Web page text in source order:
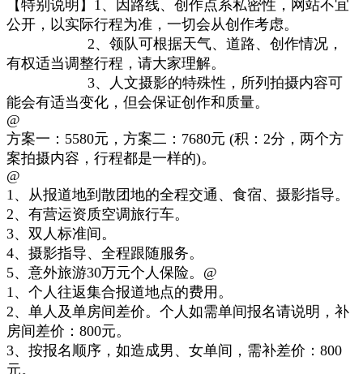
【特别说明】1、
因路线、创作点系私密性，网站不宜
公开，以实际行程为准， 一切会从创作考虑。
2、 领队可根据天气、道路、创作情况，
有权适当调整行程，请大家理解。
3、 人文摄影的特殊性， 所列 拍摄内容可
能会有适当变化 ，但会保证创作和 质量。
@
方案一：5580元 ，方案二：7680元 (积：2分，两个方
案拍摄内容，行程都是一样的)。
@
1、 从报道地到散团地的全程交通、食宿、摄影指导。
2、 有营运资质空调旅行车。
3、双人标准间。
4、摄影指导、全程跟随服务。
5、意外旅游30万元个人保险。 @
1、 个人往返集合报道地点的费用。
2、单人及单房间差价。个人如需单间报名请说明，补
房间差价：800元。
3、按报名顺序，如造成男、女单间，需补差价：800
元。